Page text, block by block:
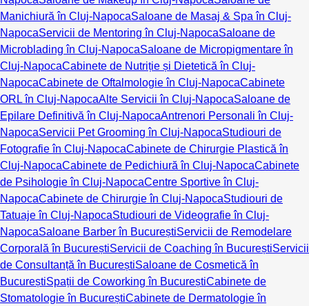
Manichiură în Cluj-NapocaSaloane de Masaj & Spa în Cluj-
NapocaServicii de Mentoring în Cluj-NapocaSaloane de
Microblading în Cluj-NapocaSaloane de Micropigmentare în
Cluj-NapocaCabinete de Nutriție și Dietetică în Cluj-
NapocaCabinete de Oftalmologie în Cluj-NapocaCabinete
ORL în Cluj-NapocaAlte Servicii în Cluj-NapocaSaloane de
Epilare Definitivă în Cluj-NapocaAntrenori Personali în Cluj-
NapocaServicii Pet Grooming în Cluj-NapocaStudiouri de
Fotografie în Cluj-NapocaCabinete de Chirurgie Plastică în
Cluj-NapocaCabinete de Pedichiură în Cluj-NapocaCabinete
de Psihologie în Cluj-NapocaCentre Sportive în Cluj-
NapocaCabinete de Chirurgie în Cluj-NapocaStudiouri de
Tatuaje în Cluj-NapocaStudiouri de Videografie în Cluj-
NapocaSaloane Barber în BucureștiServicii de Remodelare
Corporală în BucureștiServicii de Coaching în BucureștiServicii
de Consultanță în BucureștiSaloane de Cosmetică în
BucureștiSpații de Coworking în BucureștiCabinete de
Stomatologie în BucureștiCabinete de Dermatologie în